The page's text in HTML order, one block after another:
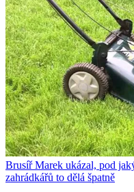
Brusíř Marek ukázal, pod
zahrádkářů to dělá špatně